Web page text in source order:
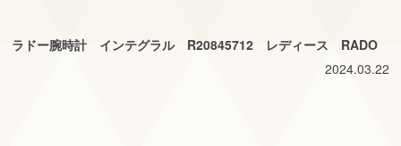
ラドー腕時計 インテグラル R20845712 レディース RADO
2024.03.22